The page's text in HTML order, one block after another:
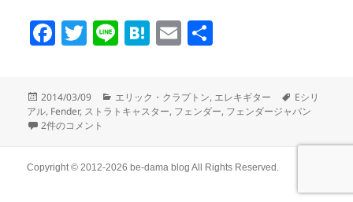
F
e
b
o
T
er
Li
H
n
E
投
稿
日:
2014/03/09
カ
テ
エリック・クラプトン, エレキギター
タ
グ
Eシリ
アル, Fender, ストラトキャスター, フェンダー, フェンダージャパン
フェンダージャパン ストラトキャスター Eシリアル への
2件のコメント
Copyright © 2012-2026 be-dama blog All Rights Reserved.